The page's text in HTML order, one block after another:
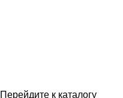
Перейдите к каталогу